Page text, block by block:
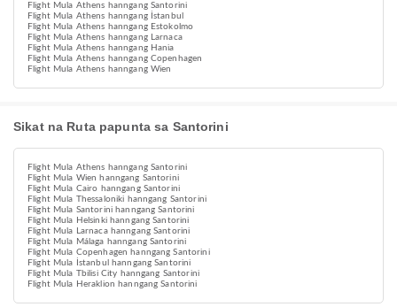
Flight Mula Athens hanngang Santorini
Flight Mula Athens hanngang İstanbul
Flight Mula Athens hanngang Estokolmo
Flight Mula Athens hanngang Larnaca
Flight Mula Athens hanngang Hania
Flight Mula Athens hanngang Copenhagen
Flight Mula Athens hanngang Wien
Sikat na Ruta papunta sa Santorini
Flight Mula Athens hanngang Santorini
Flight Mula Wien hanngang Santorini
Flight Mula Cairo hanngang Santorini
Flight Mula Thessaloniki hanngang Santorini
Flight Mula Santorini hanngang Santorini
Flight Mula Helsinki hanngang Santorini
Flight Mula Larnaca hanngang Santorini
Flight Mula Málaga hanngang Santorini
Flight Mula Copenhagen hanngang Santorini
Flight Mula İstanbul hanngang Santorini
Flight Mula Tbilisi City hanngang Santorini
Flight Mula Heraklion hanngang Santorini